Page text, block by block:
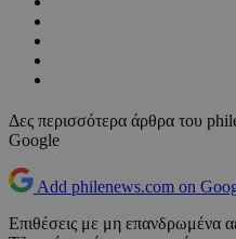
Δες περισσότερα άρθρα του
Google
Add philenews.com on
Επιθέσεις με μη επανδρωμένα